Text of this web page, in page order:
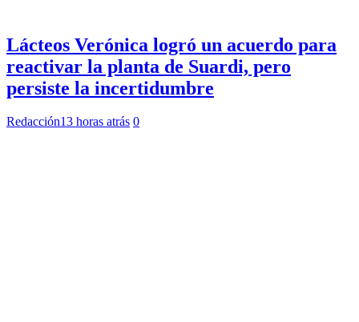
Lácteos Verónica logró un acuerdo para
reactivar la planta de Suardi, pero
persiste la incertidumbre
Redacción13 horas atrás 0